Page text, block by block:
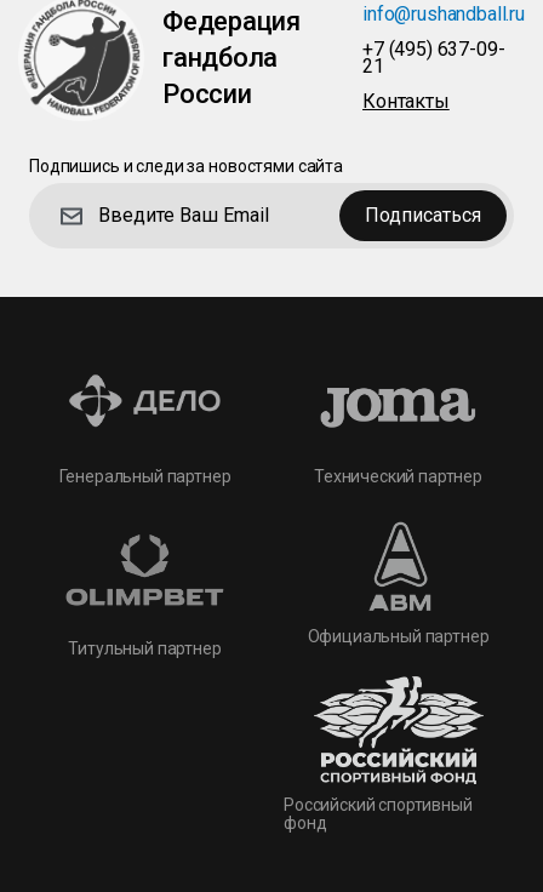
Федерация
гандбола
России
info@rushandball.ru
+7 (495) 637-09-
21
Контакты
Подпишись и следи за новостями сайта
Подписаться
Генеральный партнер
Титульный партнер
Технический партнер
Официальный партнер
Российский спортивный
фонд